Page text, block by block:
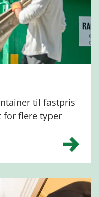
til fastpris
for flere typer